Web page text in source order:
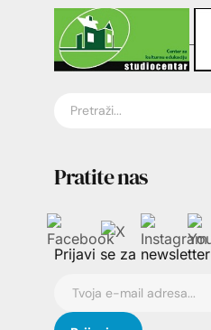
Pratite nas
Prijavi se za newsletter